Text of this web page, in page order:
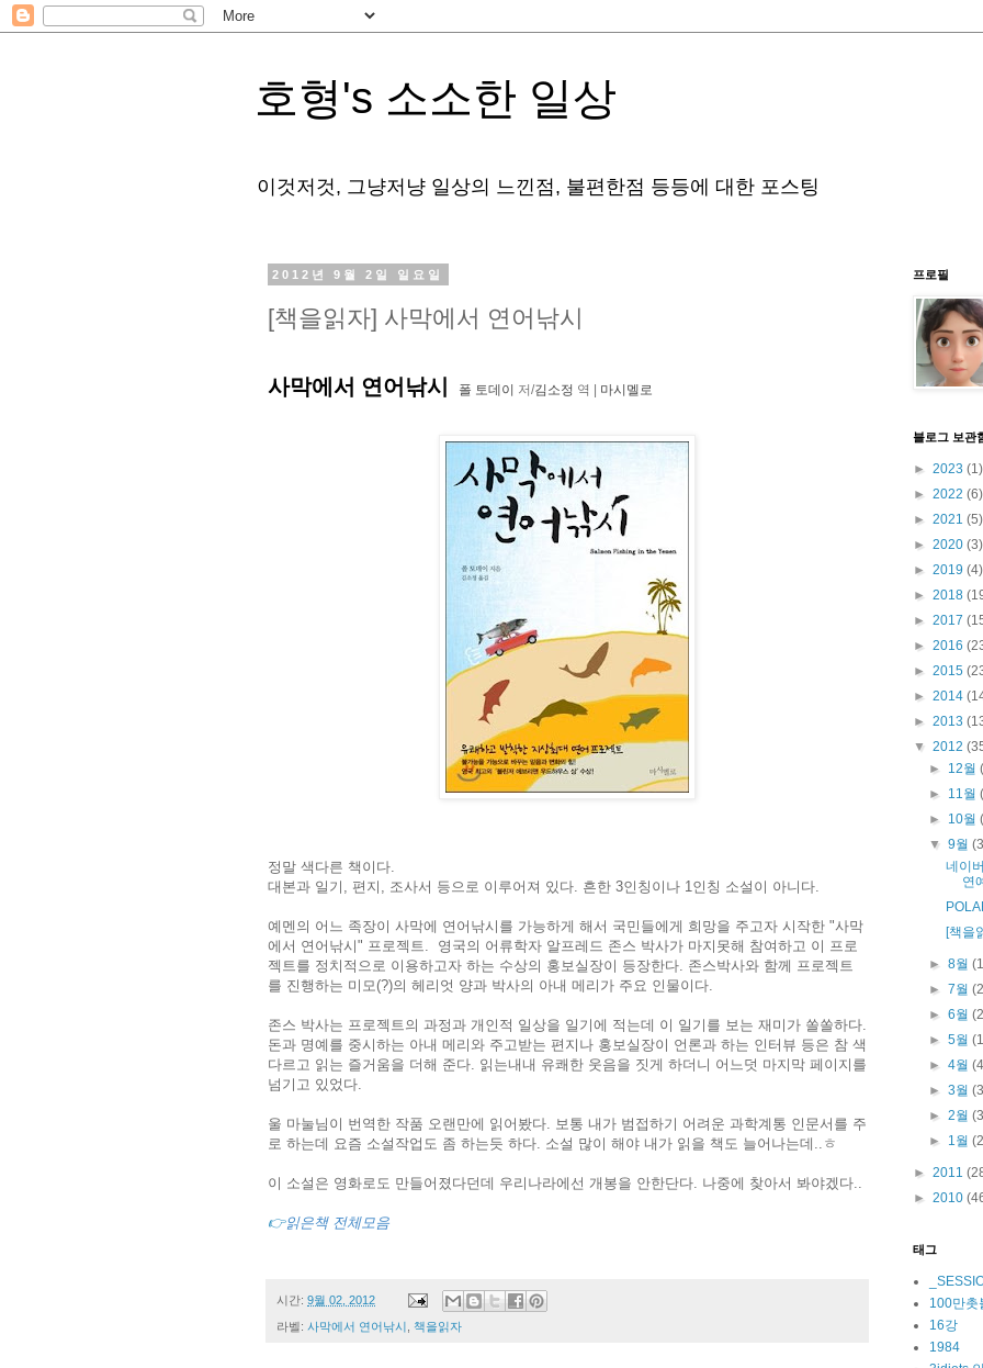
호형's 소소한 일상
이것저것, 그냥저냥 일상의 느낀점, 불편한점 등등에 대한 포스팅
2012년 9월 2일 일요일
[책을읽자] 사막에서 연어낚시
사막에서 연어낚시 폴 토데이 저/김소정 역 | 마시멜로
정말 색다른 책이다.
대본과 일기, 편지, 조사서 등으로 이루어져 있다. 흔한 3인칭이나 1인칭 소설이 아니다.
예멘의 어느 족장이 사막에 연어낚시를 가능하게 해서 국민들에게 희망을 주고자 시작한 "사막
에서 연어낚시" 프로젝트. 영국의 어류학자 알프레드 존스 박사가 마지못해 참여하고 이 프로
젝트를 정치적으로 이용하고자 하는 수상의 홍보실장이 등장한다. 존스박사와 함께 프로젝트
를 진행하는 미모(?)의 헤리엇 양과 박사의 아내 메리가 주요 인물이다.
존스 박사는 프로젝트의 과정과 개인적 일상을 일기에 적는데 이 일기를 보는 재미가 쏠쏠하다.
돈과 명예를 중시하는 아내 메리와 주고받는 편지나 홍보실장이 언론과 하는 인터뷰 등은 참 색
다르고 읽는 즐거움을 더해 준다. 읽는내내 유쾌한 웃음을 짓게 하더니 어느덧 마지막 페이지를
넘기고 있었다.
울 마눌님이 번역한 작품 오랜만에 읽어봤다. 보통 내가 범접하기 어려운 과학계통 인문서를 주
로 하는데 요즘 소설작업도 좀 하는듯 하다. 소설 많이 해야 내가 읽을 책도 늘어나는데..ㅎ
이 소설은 영화로도 만들어졌다던데 우리나라에선 개봉을 안한단다. 나중에 찾아서 봐야겠다..
👉읽은책 전체모음
시간: 9월 02, 2012
라벨: 사막에서 연어낚시 책을읽자
프로필
블로그 보관
► 2023 (1)
► 2022 (6)
► 2021 (5)
► 2020 (3)
► 2019 (4)
► 2018
► 2017
► 2016
► 2015
► 2014
► 2013
▼ 2012
► 12월
► 11월
► 10월
▼9월
네이
연
[책을
►8월
►7월
►6월
►5월
►4월
►3월
►2월
► 1월
► 2011
► 2010
태그
100만촛
16강
1984